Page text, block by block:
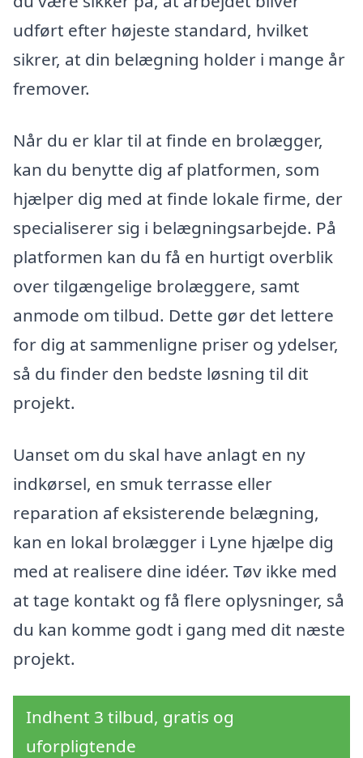
udført efter højeste standard, hvilket
sikrer, at din belægning holder i mange år
fremover.
Når du er klar til at finde en brolægger,
kan du benytte dig af platformen, som
hjælper dig med at finde lokale firme, der
specialiserer sig i belægningsarbejde. På
platformen kan du få en hurtigt overblik
over tilgængelige brolæggere, samt
anmode om tilbud. Dette gør det lettere
for dig at sammenligne priser og ydelser,
så du finder den bedste løsning til dit
projekt.
Uanset om du skal have anlagt en ny
indkørsel, en smuk terrasse eller
reparation af eksisterende belægning,
kan en lokal brolægger i Lyne hjælpe dig
med at realisere dine idéer. Tøv ikke med
at tage kontakt og få flere oplysninger, så
du kan komme godt i gang med dit næste
projekt.
Indhent 3 tilbud, gratis og
uforpligtende